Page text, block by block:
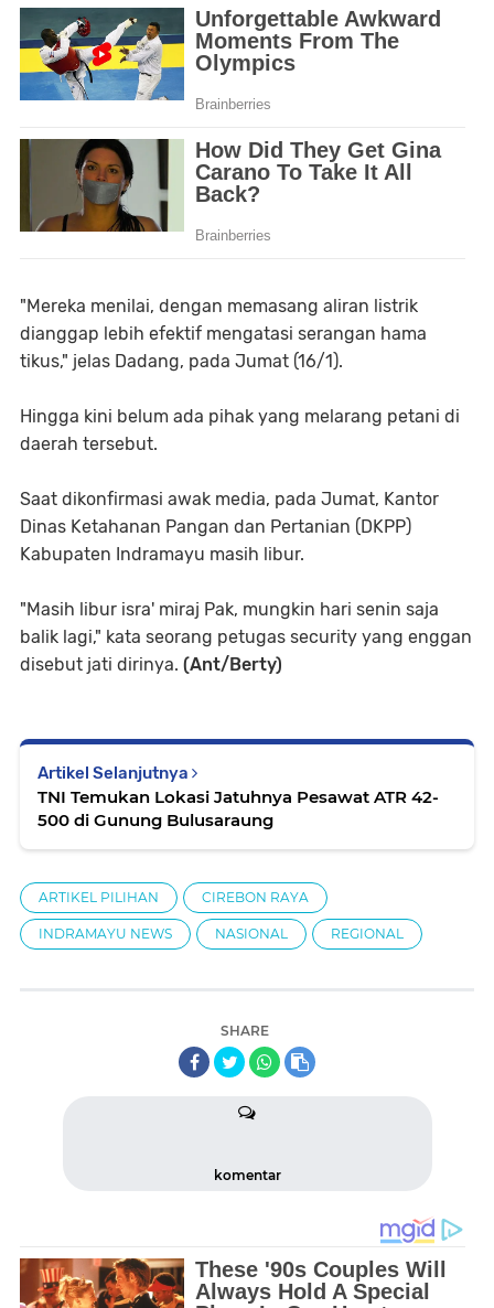
"Mereka menilai, dengan memasang aliran listrik
dianggap lebih efektif mengatasi serangan hama
tikus," jelas Dadang, pada Jumat (16/1).
Hingga kini belum ada pihak yang melarang petani di
daerah tersebut.
Saat dikonfirmasi awak media, pada Jumat, Kantor
Dinas Ketahanan Pangan dan Pertanian (DKPP)
Kabupaten Indramayu masih libur.
"Masih libur isra' miraj Pak, mungkin hari senin saja
balik lagi," kata seorang petugas security yang enggan
disebut jati dirinya. (Ant/Berty)
Artikel Selanjutnya
TNI Temukan Lokasi Jatuhnya Pesawat ATR 42-
500 di Gunung Bulusaraung
ARTIKEL PILIHAN CIREBON RAYA
INDRAMAYU NEWS NASIONAL REGIONAL
SHARE
komentar